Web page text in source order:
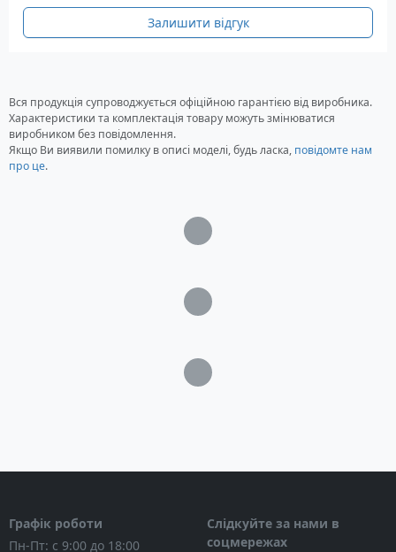
корисної дії (ККД), електронним управлінням,
надійністю, простотою технічного
Напруга живлення: 380 В
Частота струму мережі: 50 Гц
Номінальна споживана потужність: 9 кВт
Місткість теплообмінника (не менше): 1,8 дм3
Приєднувальні патрубки: Ø 3/4 дюйм
кВт
Залишити відгук
Вся продукція супроводжується офіційною гарантією від виробника.
Характеристики та комплектація товару можуть змінюватися
виробником без повідомлення.
Якщо Ви виявили помилку в описі моделі, будь ласка, повідомте нам
про це.
Загрузка...
Загрузка...
Загрузка...
Графік роботи
Пн-Пт: с 9:00 до 18:00
Слідкуйте за нами в
соцмережах